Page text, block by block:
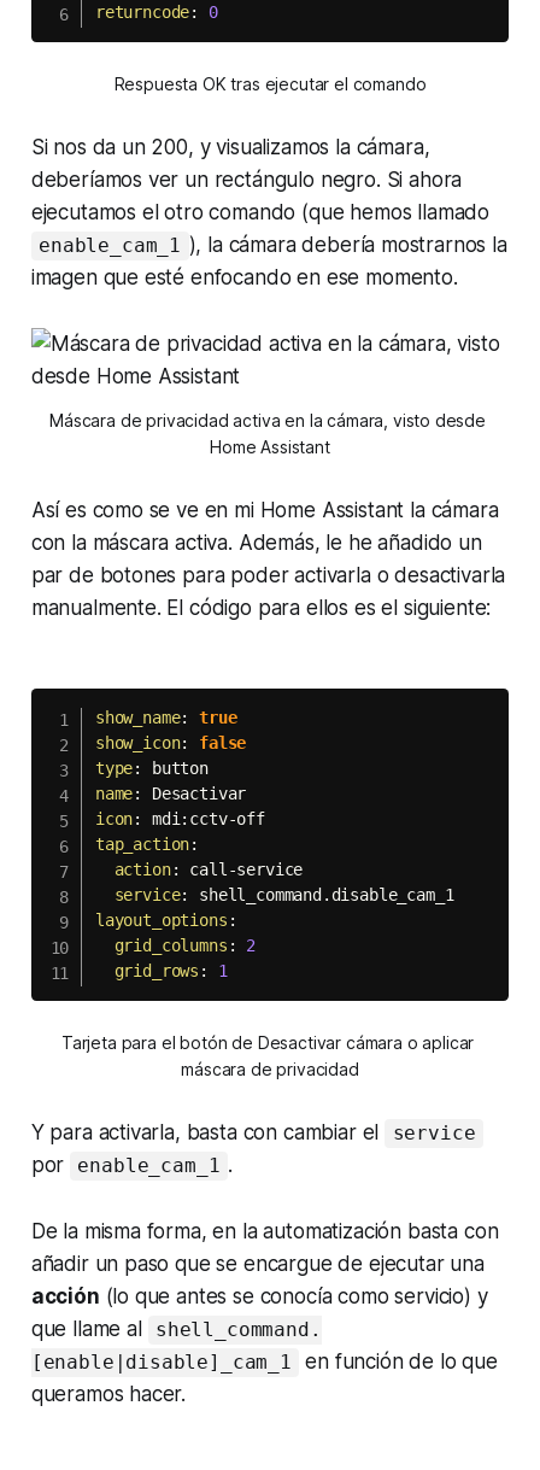
returncode: 0
Respuesta OK tras ejecutar el comando
Si nos da un 200, y visualizamos la cámara,
deberíamos ver un rectángulo negro. Si ahora
ejecutamos el otro comando (que hemos llamado
enable_cam_1 ), la cámara debería mostrarnos la
imagen que esté enfocando en ese momento.
Home Assistant
Así es como se ve en mi Home Assistant la cámara
con la máscara activa. Además, le he añadido un
par de botones para poder activarla o desactivarla
manualmente. El código para ellos es el siguiente:
show_name:
true
show_icon:
false
type:
button
name:
icon: mdi : cctv-
off
tap_action:
action: call -service
service:
layout_options :
grid_columns :
2
grid_rows : 1
Tarjeta para el botón de Desactivar cámara o aplicar
máscara de privacidad
Y para activarla, basta con cambiar el service
por enable_cam_1 .
De la misma forma, en la automatización basta con
añadir un paso que se encargue de ejecutar una
acción (lo que antes se conocía comoservicio) y
que llame al
shell_command.
[enable|disable]_cam_1
en función de lo que
queramos hacer.